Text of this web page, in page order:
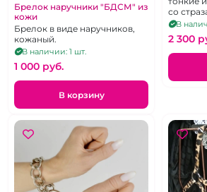
Брелок наручники "БДСМ" из
кожи
Брелок в виде наручников,
кожаный.
В наличии: 1 шт.
1 000 pуб.
В корзину
со
В
2 300